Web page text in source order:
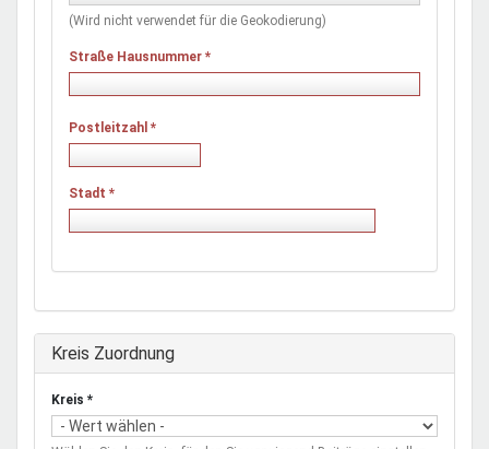
(Wird nicht verwendet für die Geokodierung)
Straße Hausnummer *
Postleitzahl *
Stadt *
Ausblenden
Kreis Zuordnung
Kreis *